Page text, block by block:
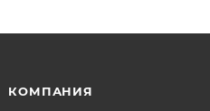
КОМПАНИЯ